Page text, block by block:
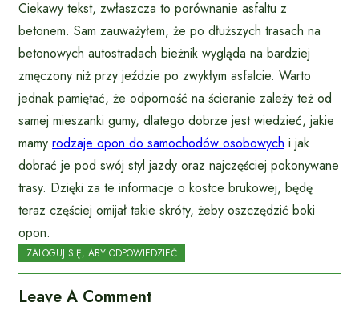
Ciekawy tekst, zwłaszcza to porównanie asfaltu z
betonem. Sam zauważyłem, że po dłuższych trasach na
betonowych autostradach bieżnik wygląda na bardziej
zmęczony niż przy jeździe po zwykłym asfalcie. Warto
jednak pamiętać, że odporność na ścieranie zależy też od
samej mieszanki gumy, dlatego dobrze jest wiedzieć, jakie
mamy rodzaje opon do samochodów osobowych i jak
dobrać je pod swój styl jazdy oraz najczęściej pokonywane
trasy. Dzięki za te informacje o kostce brukowej, będę
teraz częściej omijał takie skróty, żeby oszczędzić boki
opon.
ZALOGUJ SIĘ, ABY ODPOWIEDZIEĆ
Leave A Comment